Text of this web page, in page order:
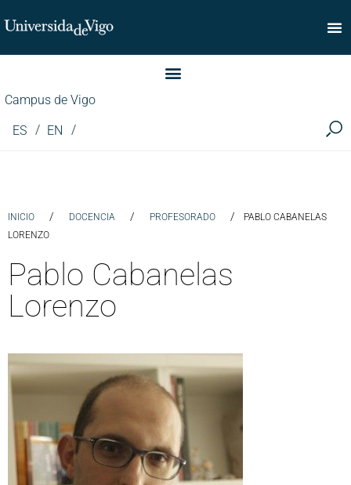
Facultade de Comercio
Campus de Vigo
ES EN
INICIO / DOCENCIA / PROFESORADO /
PABLO CABANELAS
LORENZO
Pablo Cabanelas
Lorenzo